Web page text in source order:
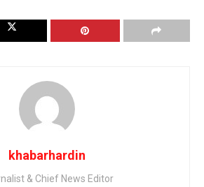
khabarhardin
& Chief News Editor